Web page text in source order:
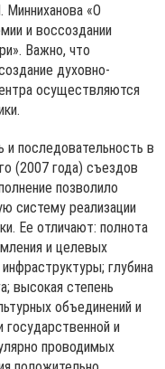
Минниханова «О
и воссоздании
Важно, что
духовно-
осуществляются
последовательность в
(2007 года) съездов
позволило
систему реализации
Ее отличают: полнота
и целевых
глубина
высокая степень
объединений и
государственной и
проводимых